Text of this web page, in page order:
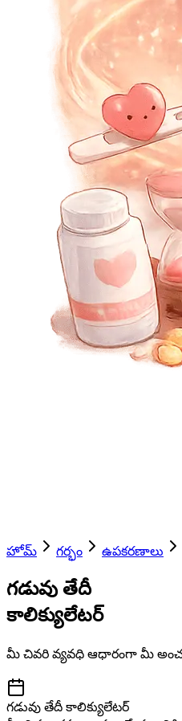
హోమ్ గర్భం ఉపకరణాలు
గడువు తేదీ
కాలిక్యులేటర్
మీ చివరి వ్యవధి ఆధారంగా మీ
గడువు తేదీ కాలిక్యులేటర్